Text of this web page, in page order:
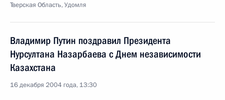
Тверская Область, Удомля
Владимир Путин поздравил Президента
Нурсултана Назарбаева с Днем независимости
Казахстана
16 декабря 2004 года, 13:30